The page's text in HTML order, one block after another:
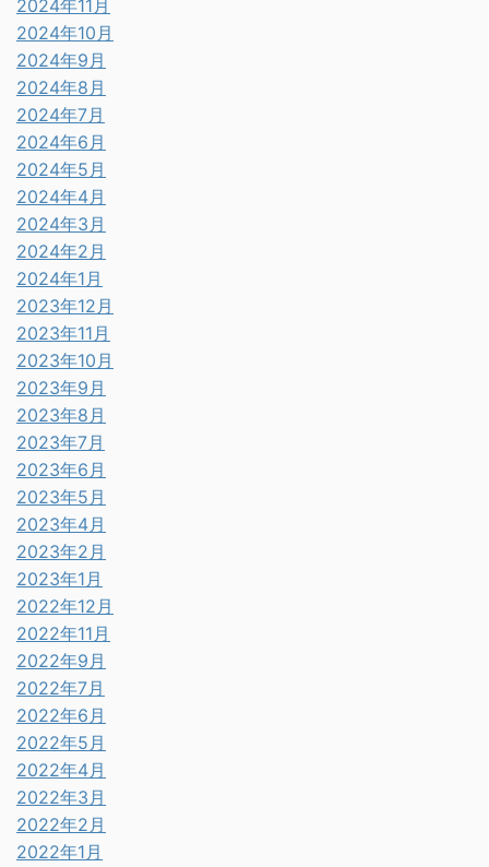
2024年11月
2024年10月
2024年9月
2024年8月
2024年7月
2024年6月
2024年5月
2024年4月
2024年3月
2024年2月
2024年1月
2023年12月
2023年11月
2023年10月
2023年9月
2023年8月
2023年7月
2023年6月
2023年5月
2023年4月
2023年2月
2023年1月
2022年12月
2022年11月
2022年9月
2022年7月
2022年6月
2022年5月
2022年4月
2022年3月
2022年2月
2022年1月